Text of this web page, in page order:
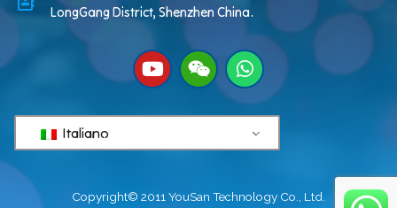
LongGang District, Shenzhen China.
Italiano
Copyright© 2011 YouSan Technology Co., Ltd.